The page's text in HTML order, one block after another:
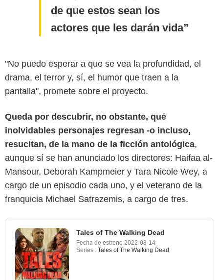
de que estos sean los
actores que les darán vida
"No puedo esperar a que se vea la profundidad, el
drama, el terror y, sí, el humor que traen a la
pantalla", promete sobre el proyecto.
Queda por descubrir, no obstante, qué
inolvidables personajes regresan -o incluso,
resucitan, de la mano de la ficción antológica,
aunque sí se han anunciado los directores: Haifaa al-
Mansour, Deborah Kampmeier y Tara Nicole Wey, a
cargo de un episodio cada uno, y el veterano de la
franquicia Michael Satrazemis, a cargo de tres.
Tales of The Walking Dead
Fecha de estreno 2022-08-14
Series : Tales of The Walking Dead